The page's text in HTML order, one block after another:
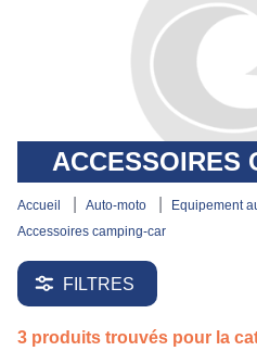
ACCESSOIRES
accueil auto-moto
equipement
accessoires camping-car
FILTRES
3 produits trouvés pour la